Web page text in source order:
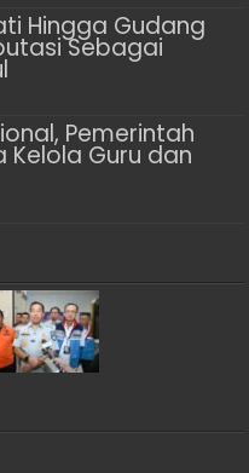
Hingga Gudang
Sebagai
Pemerintah
Kelola Guru dan